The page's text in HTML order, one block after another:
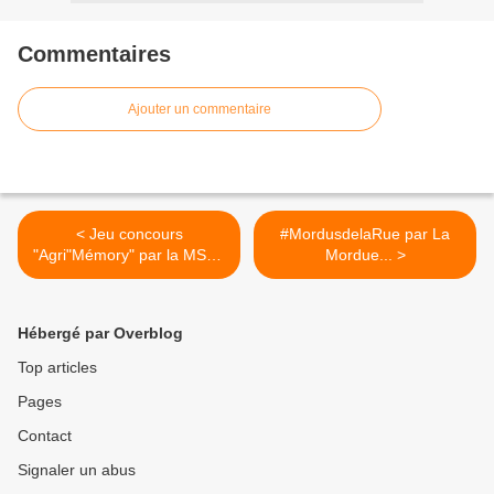
Commentaires
Ajouter un commentaire
< Jeu concours
"Agri"Mémory" par la MSA :
venez...
#MordusdelaRue par La
Mordue... >
Hébergé par Overblog
Top articles
Pages
Contact
Signaler un abus